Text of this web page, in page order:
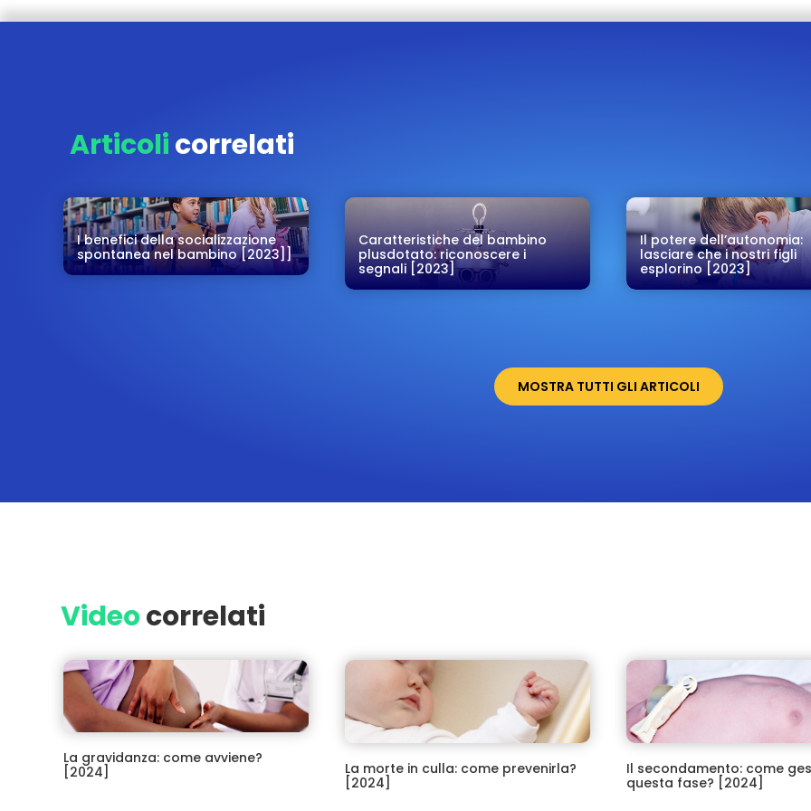
Articolicorrelati
I benefici della socializzazione
spontanea nel bambino [2023]]
Caratteristiche del bambino
plusdotato: riconoscere i
segnali [2023]
Il potere dell’autonomia:
lasciare che i nostri figli
esplorino [2023]
MOSTRA TUTTI GLI ARTICOLI
Videocorrelati
La gravidanza: come avviene?
[2024]
La gravidanza e come avviene.
La gravidanza: come avviene?
[2024]
La morte in culla: come
prevenirla? [2024]
La morte in culla e i metodi per
prevenirla.
La morte in culla: come prevenirla?
[2024]
Il secondamento: come
questa fase? [2024]
Il secondamento e come gestire
questa fase.
Il secondamento: come
questa fase? [2024]